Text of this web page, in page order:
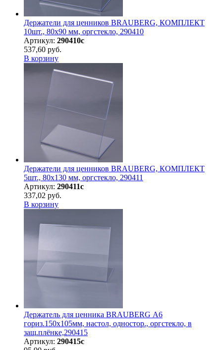
Держатели для ценников BRAUBERG, КОМПЛЕКТ
10шт., 80х90 мм, оргстекло, 290410
Артикул: 290410с
537,60 руб.
В корзину
Держатели для ценников BRAUBERG, КОМПЛЕКТ
5шт., 80х130 мм, оргстекло, 290411
Артикул: 290411с
337,02 руб.
В корзину
Держатель для ценника BRAUBERG А6
гориз.150х105мм, настол, одностор., оргстекло, в
защ.плёнке,290415
Артикул: 290415с